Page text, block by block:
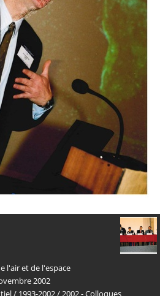
l'air et de l'espace
2002
/ 1993-2002/ 2002 - Colloques